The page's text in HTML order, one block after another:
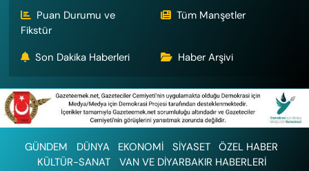
Puan Durumu ve
Fikstür
Tüm Manşetler
Son Dakika Haberleri Haber Arşivi
GÜNDEM DÜNYA EKONOMİ SİYASET
ÖZEL HABER
KÜLTÜR-SANAT
VAN VE DİYARBAKIR HABERLERİ